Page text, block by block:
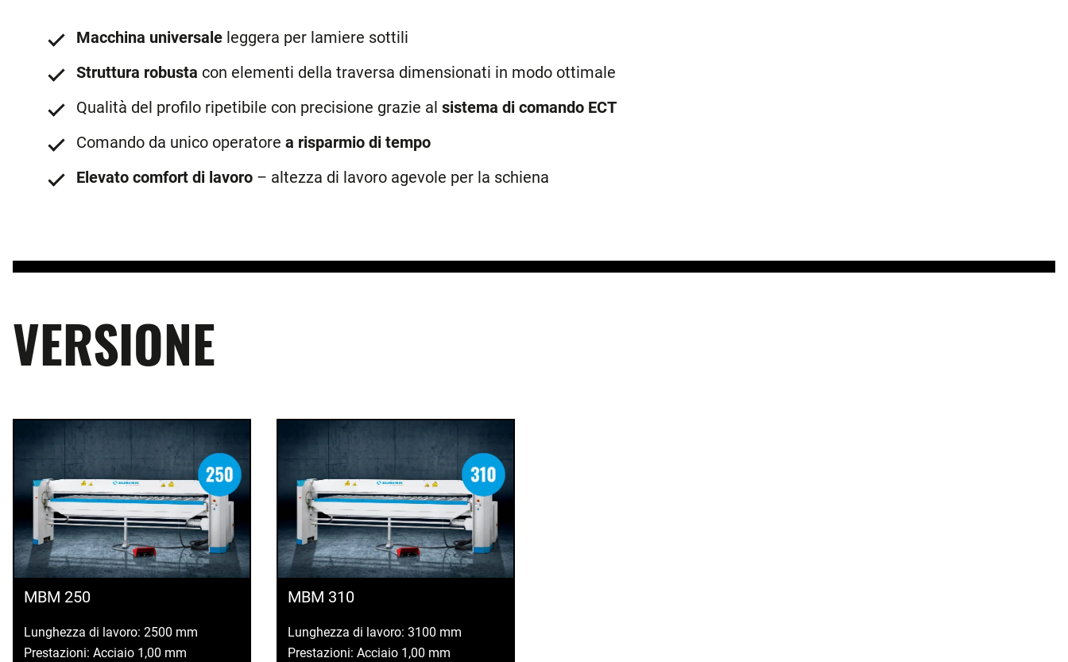
Macchina universale leggera per lamiere sottili
Struttura robusta con elementi della traversa dimensionati in modo ottimale
Qualità del profilo ripetibile con precisione grazie al sistema di comando ECT
Comando da unico operatore a risparmio di tempo
Elevato comfort di lavoro – altezza di lavoro agevole per la schiena
VERSIONE
MBM 250
Lunghezza di lavoro: 2500 mm
Prestazioni: Acciaio 1,00 mm
MBM 310
Lunghezza di lavoro: 3100 mm
Prestazioni: Acciaio 1,00 mm